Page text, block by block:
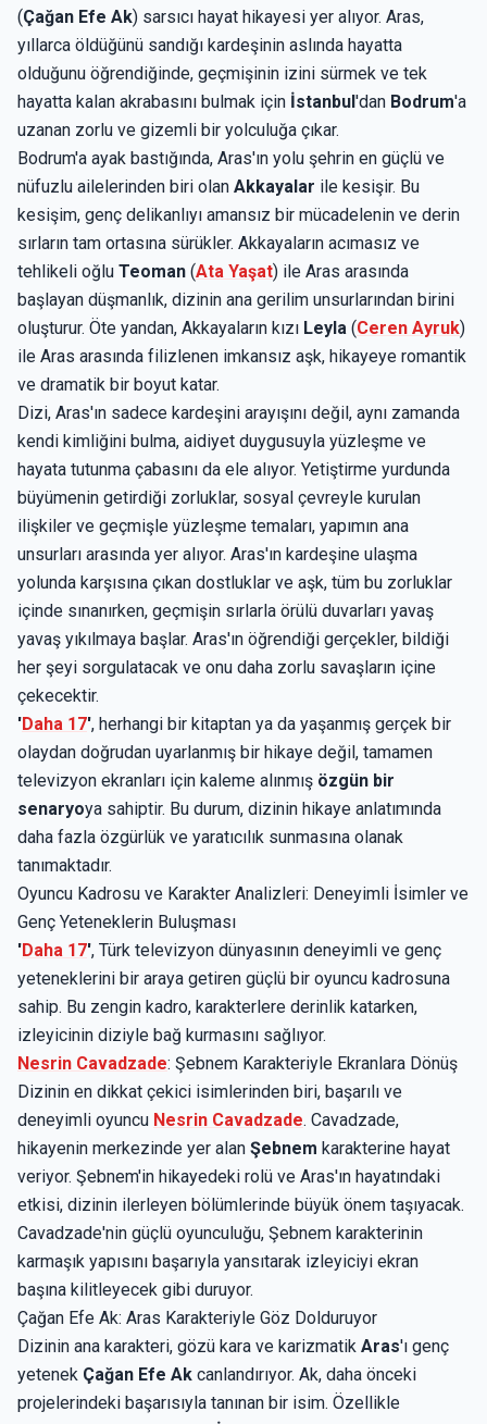
(Çağan Efe Ak) sarsıcı hayat hikayesi yer alıyor. Aras,
yıllarca öldüğünü sandığı kardeşinin aslında hayatta
olduğunu öğrendiğinde, geçmişinin izini sürmek ve tek
hayatta kalan akrabasını bulmak için İstanbul'dan Bodrum'a
uzanan zorlu ve gizemli bir yolculuğa çıkar.
Bodrum'a ayak bastığında, Aras'ın yolu şehrin en güçlü ve
nüfuzlu ailelerinden biri olan Akkayalar ile kesişir. Bu
kesişim, genç delikanlıyı amansız bir mücadelenin ve derin
sırların tam ortasına sürükler. Akkayaların acımasız ve
tehlikeli oğlu Teoman (Ata Yaşat) ile Aras arasında
başlayan düşmanlık, dizinin ana gerilim unsurlarından birini
oluşturur. Öte yandan, Akkayaların kızı Leyla (Ceren Ayruk)
ile Aras arasında filizlenen imkansız aşk, hikayeye romantik
ve dramatik bir boyut katar.
Dizi, Aras'ın sadece kardeşini arayışını değil, aynı zamanda
kendi kimliğini bulma, aidiyet duygusuyla yüzleşme ve
hayata tutunma çabasını da ele alıyor. Yetiştirme yurdunda
büyümenin getirdiği zorluklar, sosyal çevreyle kurulan
ilişkiler ve geçmişle yüzleşme temaları, yapımın ana
unsurları arasında yer alıyor. Aras'ın kardeşine ulaşma
yolunda karşısına çıkan dostluklar ve aşk, tüm bu zorluklar
içinde sınanırken, geçmişin sırlarla örülü duvarları yavaş
yavaş yıkılmaya başlar. Aras'ın öğrendiği gerçekler, bildiği
her şeyi sorgulatacak ve onu daha zorlu savaşların içine
çekecektir.
'Daha 17', herhangi bir kitaptan ya da yaşanmış gerçek bir
olaydan doğrudan uyarlanmış bir hikaye değil, tamamen
televizyon ekranları için kaleme alınmış özgün bir
senaryoya sahiptir. Bu durum, dizinin hikaye anlatımında
daha fazla özgürlük ve yaratıcılık sunmasına olanak
tanımaktadır.
Oyuncu Kadrosu ve Karakter Analizleri: Deneyimli İsimler ve
Genç Yeteneklerin Buluşması
'Daha 17', Türk televizyon dünyasının deneyimli ve genç
yeteneklerini bir araya getiren güçlü bir oyuncu kadrosuna
sahip. Bu zengin kadro, karakterlere derinlik katarken,
izleyicinin diziyle bağ kurmasını sağlıyor.
Nesrin Cavadzade: Şebnem Karakteriyle Ekranlara Dönüş
Dizinin en dikkat çekici isimlerinden biri, başarılı ve
deneyimli oyuncu Nesrin Cavadzade. Cavadzade,
hikayenin merkezinde yer alan Şebnem karakterine hayat
veriyor. Şebnem'in hikayedeki rolü ve Aras'ın hayatındaki
etkisi, dizinin ilerleyen bölümlerinde büyük önem taşıyacak.
Cavadzade'nin güçlü oyunculuğu, Şebnem karakterinin
karmaşık yapısını başarıyla yansıtarak izleyiciyi ekran
başına kilitleyecek gibi duruyor.
Çağan Efe Ak: Aras Karakteriyle Göz Dolduruyor
Dizinin ana karakteri, gözü kara ve karizmatik Aras'ı genç
yetenek Çağan Efe Ak canlandırıyor. Ak, daha önceki
projelerindeki başarısıyla tanınan bir isim. Özellikle